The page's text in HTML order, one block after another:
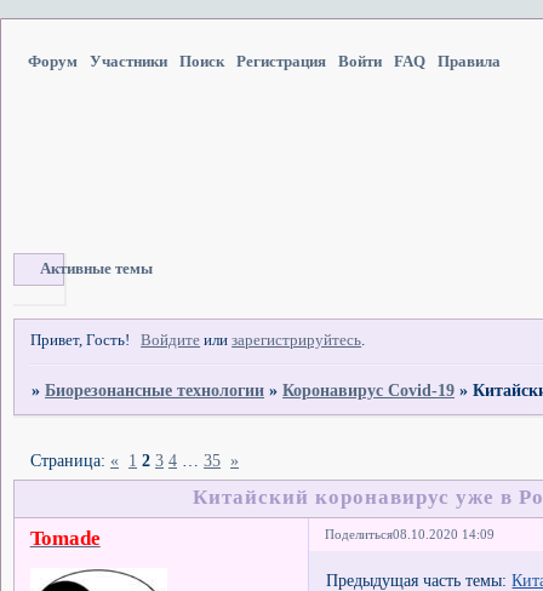
Форум Участники Поиск Регистрация Войти FAQ Правила
Активные темы
Привет, Гость! Войдите илизарегистрируйтесь.
»Биорезонансные технологии »Коронавирус Covid-19 »
Китайский коронавирус уже в
Страница: « 1 2 3 4 … 35 »
Поделиться08.10.2020 14:09
Tomade
Предыдущая часть темы: